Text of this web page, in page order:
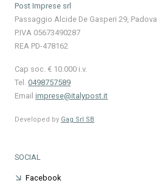
Post Imprese srl
Passaggio Alcide De Gasperi 29, Padova
P.IVA 05673490287
REA PD-478162
Cap soc. € 10.000 i.v.
Tel. 0498757589
Email imprese@italypost.it
Developed by Gag Srl SB
SOCIAL
Facebook